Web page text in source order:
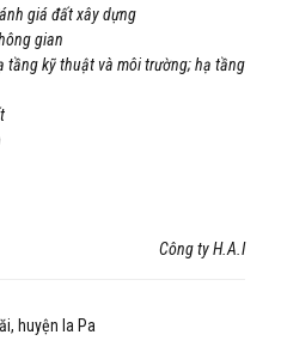
giá đất xây dựng
gian
tầng kỹ thuật và môi trường; hạ tầng
Công ty H.A.I
huyện Ia Pa